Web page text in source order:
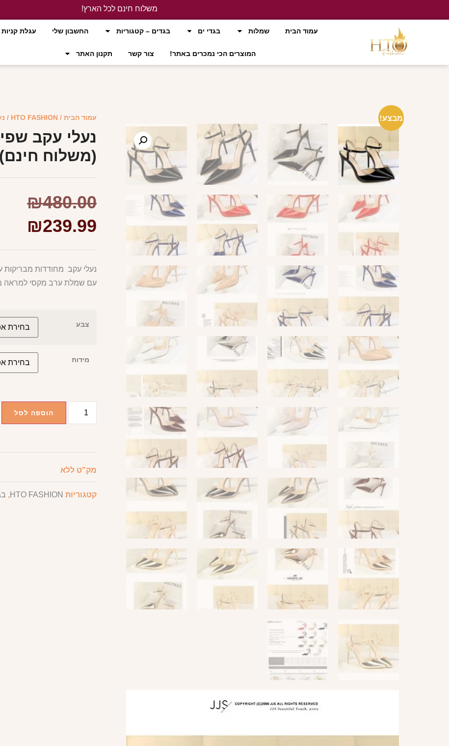
משלוח חינם לכל הארץ!
עמוד הבית
שמלות בגדי ים בגדים – קטגוריות החשבון שלי עגלת קניות
המוצרים הכי נמכרים באתר! צור קשר תקנון האתר
מבצע! עמוד הבית /
HTO FASHION
/
נעלי עקב
(משלוח חינם)
₪480.00
₪239.99
נעלי עקב מחודדות מבריקות
עם שמלת ערב מקסי למראה
צבע
מידות
הוספה לסל
מק"ט ללא
קטגוריות HTO FASHION
,